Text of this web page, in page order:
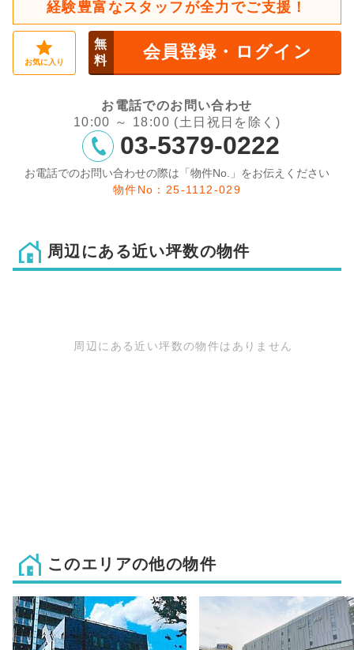
経験豊富なスタッフが全力でご支援！
お気に入り
無
料
会員登録・ログイン
お電話でのお問い合わせ
10:00 ～ 18:00 (土日祝日を除く)
03-5379-0222
お電話でのお問い合わせの際は「物件No.」をお伝えください
物件No：25-1112-029
周辺にある近い坪数の物件
周辺にある近い坪数の物件はありません
このエリアの他の物件